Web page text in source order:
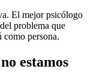
El mejor psicólogo
problema que
como persona.
estamos